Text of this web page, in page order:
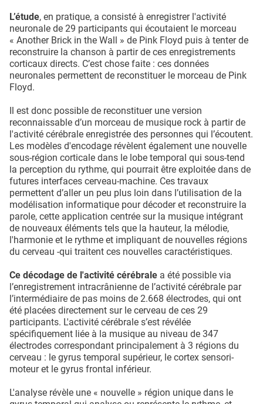
L’étude, en pratique, a consisté à enregistrer l'activité
neuronale de 29 participants qui écoutaient le morceau
« Another Brick in the Wall » de Pink Floyd puis à tenter de
reconstruire la chanson à partir de ces enregistrements
corticaux directs. C’est chose faite : ces données
neuronales permettent de reconstituer le morceau de Pink
Floyd.
Il est donc possible de reconstituer une version
reconnaissable d’un morceau de musique rock à partir de
l'activité cérébrale enregistrée des personnes qui l’écoutent.
Les modèles d'encodage révèlent également une nouvelle
sous-région corticale dans le lobe temporal qui sous-tend
la perception du rythme, qui pourrait être exploitée dans de
futures interfaces cerveau-machine. Ces travaux
permettent d’aller un peu plus loin dans l’utilisation de la
modélisation informatique pour décoder et reconstruire la
parole, cette application centrée sur la musique intégrant
de nouveaux éléments tels que la hauteur, la mélodie,
l'harmonie et le rythme et impliquant de nouvelles régions
du cerveau -qui traitent ces nouvelles caractéristiques.
Ce décodage de l'activité cérébrale a été possible via
l’enregistrement intracrânienne de l’activité cérébrale par
l’intermédiaire de pas moins de 2.668 électrodes, qui ont
été placées directement sur le cerveau de ces 29
participants. L'activité cérébrale s’est révélée
spécifiquement liée à la musique au niveau de 347
électrodes correspondant principalement à 3 régions du
cerveau : le gyrus temporal supérieur, le cortex sensori-
moteur et le gyrus frontal inférieur.
L'analyse révèle une « nouvelle » région unique dans le